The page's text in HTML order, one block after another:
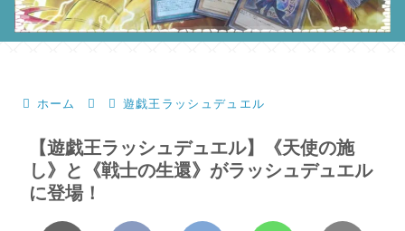
ホーム 遊戯王ラッシュデュエル
【遊戯王ラッシュデュエル】《天使の施
し》と《戦士の生還》がラッシュデュエル
に登場！